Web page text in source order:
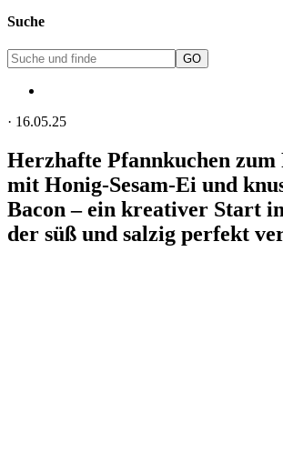
Suche
· 16.05.25
Herzhafte Pfannkuchen
mit Honig-Sesam-Ei und
Bacon – ein kreativer Start
der süß und salzig perfekt